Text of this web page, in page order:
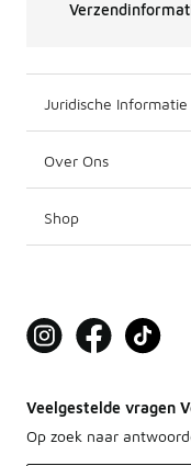
Juridische Informatie
Over Ons
Shop
Veelgestelde vragen
Op zoek naar